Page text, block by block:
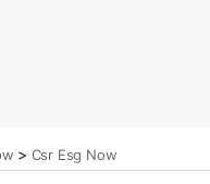
> Csr Esg Now